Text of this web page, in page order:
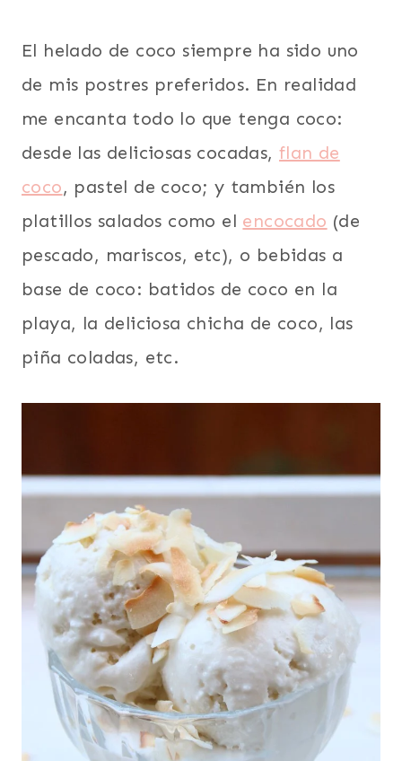
El helado de coco siempre ha sido uno
de mis postres preferidos. En realidad
me encanta todo lo que tenga coco:
desde las deliciosas cocadas, flan de
coco, pastel de coco; y también los
platillos salados como el encocado (de
pescado, mariscos, etc), o bebidas a
base de coco: batidos de coco en la
playa, la deliciosa chicha de coco, las
piña coladas, etc.